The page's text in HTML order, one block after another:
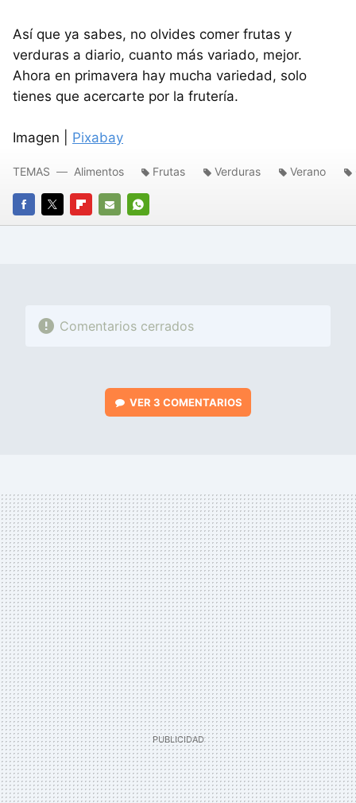
Así que ya sabes, no olvides comer frutas y
verduras a diario, cuanto más variado, mejor.
Ahora en primavera hay mucha variedad, solo
tienes que acercarte por la frutería.
Imagen | Pixabay
FACEBOOK
TWITTERFLIPBOARD
E-
WHATSAPP
TEMAS Alimentos Frutas Verduras Verano
Comentarios cerrados
VER 3 COMENTARIOS